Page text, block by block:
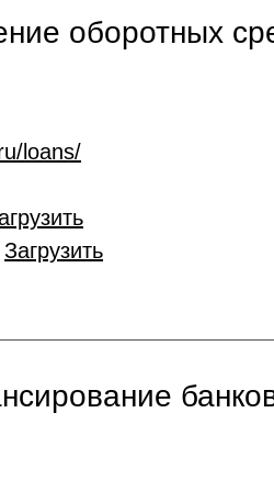
оборотных
loans/
Загрузить